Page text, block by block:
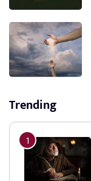
Trending